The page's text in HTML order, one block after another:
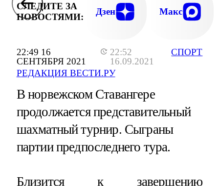
22:49 16
СЕНТЯБРЯ 2021
22:52
16.09.2021
РЕДАКЦИЯ ВЕСТИ.РУ
СПОРТ
СЛЕДИТЕ ЗА
НОВОСТЯМИ:
Дзен Макс
В норвежском Ставангере
продолжается представительный
шахматный турнир. Сыграны
партии предпоследнего тура.
Близится к завершению